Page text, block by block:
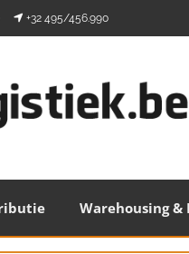
+32 495/456.990
Warehousing &